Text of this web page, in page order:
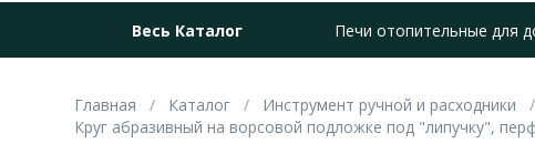
Весь Каталог Печи отопительные для
Главная Каталог Инструмент ручной и расходники
Круг абразивный на ворсовой подложке под "липучку",